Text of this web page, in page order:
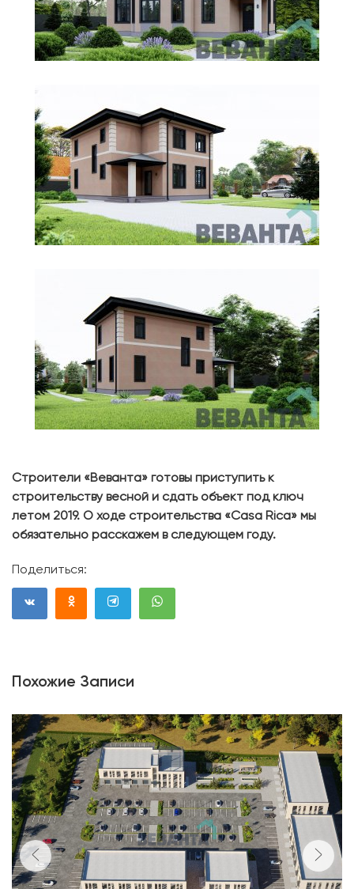
Строители «Веванта» готовы приступить к
строительству весной и сдать объект под ключ
летом 2019. О ходе строительства «Casa Rica» мы
обязательно расскажем в следующем году.
Поделиться:
Похожие Записи